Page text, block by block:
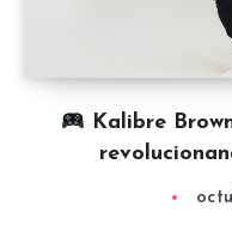
Kalibre